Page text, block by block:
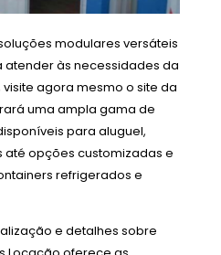
modulares versáteis
às necessidades da
agora mesmo o site da
uma ampla gama de
para aluguel,
opções customizadas e
refrigerados e
e detalhes sobre